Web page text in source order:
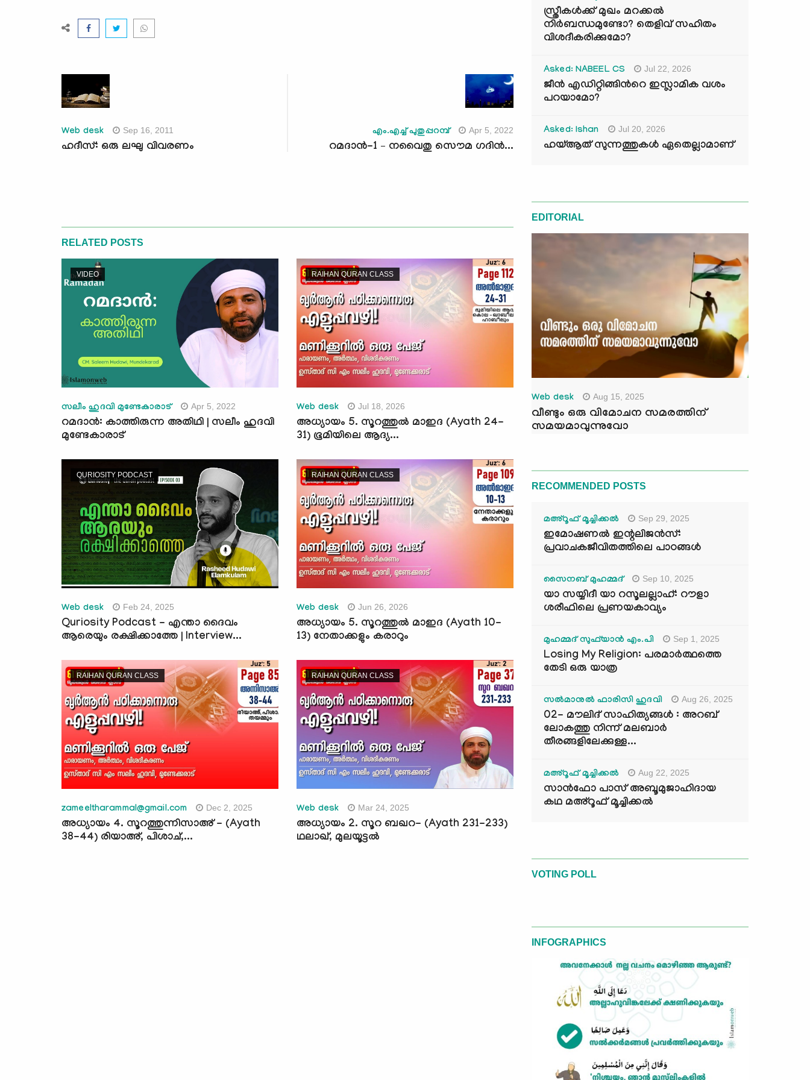
Web desk Sep 16, 2011
ഹദീസ്: ഒരു ലഘു വിവരണം
എം.എച്ച് പുതുപ്പറമ്പ് Apr 5, 2022
റമദാന്‍-1 – നവൈതു സൌമ ഗദിന്‍...
RELATED POSTS
VIDEO
സലീം ഹുദവി മുണ്ടേകാരാട് Apr 5, 2022
റമദാൻ: കാത്തിരുന്ന അതിഥി | സലീം ഹുദവി
മുണ്ടേകാരാട്
RAIHAN QURAN CLASS
Web desk Jul 18, 2026
അധ്യായം 5. സൂറത്തുല്‍ മാഇദ (Ayath 24-
31) ഭൂമിയിലെ ആദ്യ...
QURIOSITY PODCAST
Web desk Feb 24, 2025
Quriosity Podcast - എന്താ ദൈവം
ആരെയും രക്ഷിക്കാത്തേ | Interview...
RAIHAN QURAN CLASS
Web desk Jun 26, 2026
അധ്യായം 5. സൂറത്തുല്‍ മാഇദ (Ayath 10-
13) നേതാക്കളും കരാറും
RAIHAN QURAN CLASS
zameeltharammal@gmail.com Dec 2, 2025
അധ്യായം 4. സൂറത്തുന്നിസാഅ് - (Ayath
38-44) രിയാഅ്, പിശാച്,...
RAIHAN QURAN CLASS
Web desk Mar 24, 2025
അധ്യായം 2. സൂറ ബഖറ- (Ayath 231-233)
ഥലാഖ്, മുലയൂട്ടല്‍
സ്ത്രീകൾക്ക് മുഖം മറക്കൽ
നിർബന്ധമുണ്ടോ? തെളിവ് സഹിതം
വിശദീകരിക്കുമോ?
Asked: NABEEL CS Jul 22, 2026
ജീൻ എഡിറ്റിങ്ങിന്‍റെ ഇസ്ലാമിക വശം
പറയാമോ?
Asked: Ishan Jul 20, 2026
ഹയ്ആത് സുന്നത്തുകൾ ഏതെല്ലാമാണ്
EDITORIAL
Web desk Aug 15, 2025
വീണ്ടും ഒരു വിമോചന സമരത്തിന്
സമയമാവുന്നുവോ
RECOMMENDED POSTS
മഅ്റൂഫ് മൂച്ചിക്കല്‍ Sep 29, 2025
ഇമോഷണൽ ഇന്റലിജൻസ്:
പ്രവാചകജീവിതത്തിലെ പാഠങ്ങൾ
സൈനബ് മുഹമ്മദ് Sep 10, 2025
യാ സയ്യിദീ യാ റസൂലല്ലാഹ്: റൗളാ
ശരീഫിലെ പ്രണയകാവ്യം
മുഹമ്മദ് സുഫ്‌യാൻ എം.പി Sep 1, 2025
Losing My Religion: പരമാർത്ഥത്തെ
തേടി ഒരു യാത്ര
സൽമാനുൽ ഫാരിസി ഹുദവി Aug 26, 2025
02- മൗലിദ് സാഹിത്യങ്ങൾ : അറബ്
ലോകത്തു നിന്ന് മലബാർ
തീരങ്ങളിലേക്കുള്ള...
മഅ്റൂഫ് മൂച്ചിക്കല്‍ Aug 22, 2025
സാൻഫോ പാസ് അബൂമുജാഹിദായ
കഥ മഅ്റൂഫ് മൂച്ചിക്കല്‍
VOTING POLL
INFOGRAPHICS